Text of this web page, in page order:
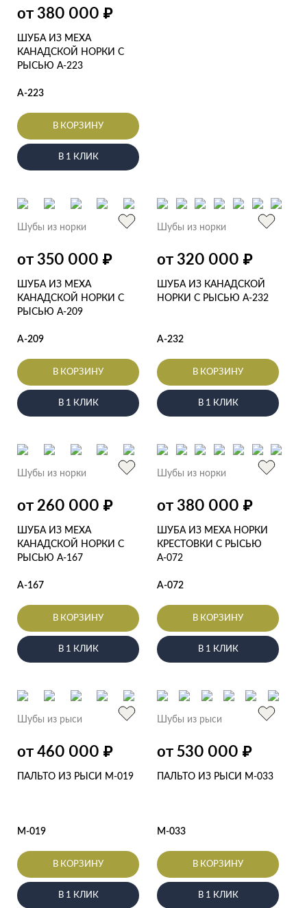
от 380 000 ₽
ШУБА ИЗ МЕХА
КАНАДСКОЙ НОРКИ С
РЫСЬЮ А-223
А-223
В КОРЗИНУ
В 1 КЛИК
Шубы из норки
от 350 000 ₽
ШУБА ИЗ МЕХА
КАНАДСКОЙ НОРКИ С
РЫСЬЮ А-209
А-209
В КОРЗИНУ
В 1 КЛИК
Шубы из норки
от 320 000 ₽
ШУБА ИЗ КАНАДСКОЙ
НОРКИ С РЫСЬЮ А-232
А-232
В КОРЗИНУ
В 1 КЛИК
Шубы из норки
от 260 000 ₽
ШУБА ИЗ МЕХА
КАНАДСКОЙ НОРКИ С
РЫСЬЮ А-167
А-167
В КОРЗИНУ
В 1 КЛИК
Шубы из норки
от 380 000 ₽
ШУБА ИЗ МЕХА НОРКИ
КРЕСТОВКИ С РЫСЬЮ
А-072
А-072
В КОРЗИНУ
В 1 КЛИК
Шубы из рыси
от 460 000 ₽
ПАЛЬТО ИЗ РЫСИ М-019
М-019
В КОРЗИНУ
В 1 КЛИК
Шубы из рыси
от 530 000 ₽
ПАЛЬТО ИЗ РЫСИ М-033
М-033
В КОРЗИНУ
В 1 КЛИК